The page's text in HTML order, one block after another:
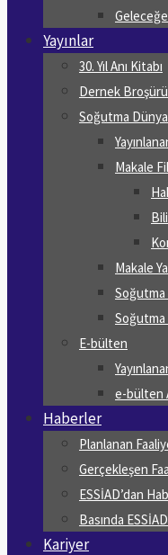
Yayınlar
30. Yıl Anı Kitabı
Dernek Broşürü
Soğutma
Makale
Makale
Soğutma
Soğutma
E-bülten
e-bülten
Haberler
Planlanan
Gerçekleşen
ESSİAD’dan
Basında ESSİAD
Kariyer